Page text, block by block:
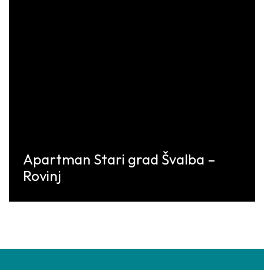
Apartman Stari grad Švalba –
Rovinj
Discover More